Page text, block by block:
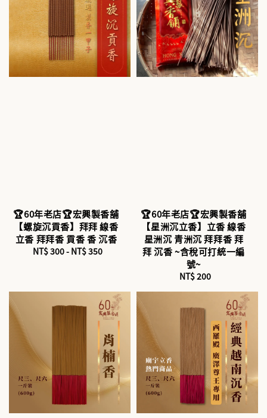
🏆60年老店🏆宏興製香舖
【螺旋沉貢香】拜拜 線香
立香 拜拜香 貢香 香 沉香
Regular
NT$ 300- NT$ 350
🏆60年老店🏆宏興製香舖
【星洲沉立香】立香 線香
星洲沉 青洲沉 拜拜香 拜
拜 沉香 ~含稅可打統一編
號~
Regular
price
NT$ 200